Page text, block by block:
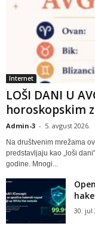
Internet
LOŠI DANI U
horoskopskim
Admin-3 - 5. avgust 2026.
Na društvenim mrežama
predstavljaju kao „loši
godine. Mnogi...
30. jul